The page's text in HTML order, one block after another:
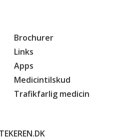
Brochurer
Links
Apps
Medicintilskud
Trafikfarlig medicin